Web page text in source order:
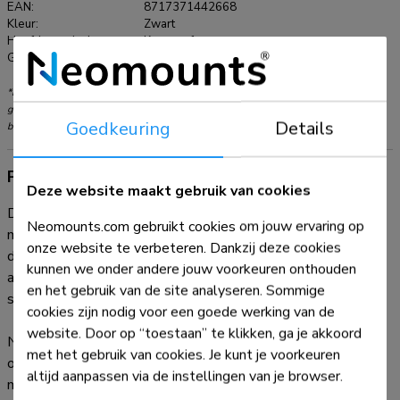
Tevens ondersteunen Neomounts HDMI kabels een
bandbreedte tot 340 MHz (10,2 Gbps) en display resoluties
tot 1440p. Daarnaast ondersteunen Neomounts HDMI
kabels toekomstige high definition apparaten, zoals hogere
resoluties en frame rates.
EAN:
8717371442668
Kleur:
Zwart
Hoofdmateriaal:
Kunststof
Garantie:
*NB. De vermelde inch-maten zijn slechts een indicatie, gecombineerd met het
gewicht en de VESA-maten. Het maximale gewicht en de VESA-maat zijn absolute
beperkingen voor de producten en dienen niet te worden overschreden.
Productinformatie
Deze Neomounts hoge kwaliteit 1,8 meter HDMI-kabel,
model HDMI6MM, beschikt over 2 HDMI male connectors,
die een rechtstreekse verbinding maken tussen HDMI-
apparaten zoals Blu-Ray spelers, HDTV's, DVD spelers,
stereo-ontvangers en meer.
Neomounts HDMI digitale video-kabels worden vakkundig
ontworpen en vervaardigd van uitsluitend topkwaliteit
materialen zodoende high-definition prestaties te
Goedkeuring Details
Deze website maakt gebruik van cookies
Neomounts.com gebruikt cookies om jouw ervaring op
onze website te verbeteren. Dankzij deze cookies
kunnen we onder andere jouw voorkeuren onthouden
en het gebruik van de site analyseren. Sommige
cookies zijn nodig voor een goede werking van de
website. Door op “toestaan” te klikken, ga je akkoord
met het gebruik van cookies. Je kunt je voorkeuren
altijd aanpassen via de instellingen van je browser.